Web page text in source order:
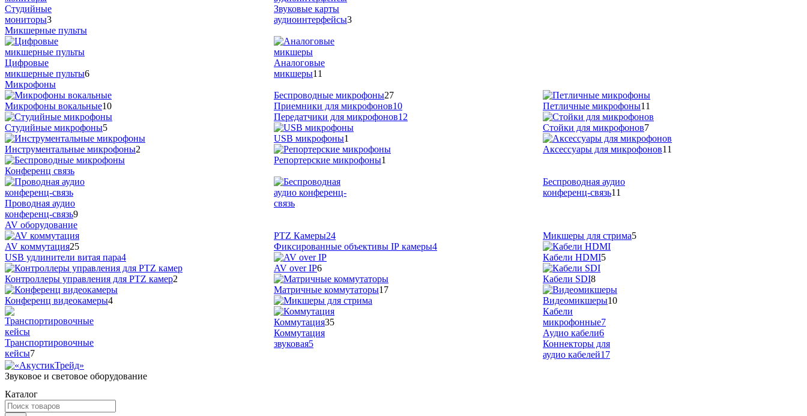
Студийные
мониторы3
Звуковые карты
аудиоинтерфейсы3
Микшерные пульты
Цифровые
микшерные пульты6
Аналоговые
микшеры11
Микрофоны
Микрофоны вокальные10
Студийные микрофоны5
Инструментальные микрофоны2
Беспроводные микрофоны27
Приемники для микрофонов10
Передатчики для микрофонов12
USB микрофоны1
Репортерские микрофоны1
Петличные микрофоны11
Стойки для микрофонов7
Аксессуары для микрофонов11
Конференц связь
Проводная аудио
конференц-связь9
Беспроводная аудио
конференц-связь11
AV оборудование
AV коммутация25
USB удлинители витая пара4
Контроллеры управления для PTZ камер2
Конференц видеокамеры4
PTZ Камеры24
Фиксированные объективы IP камеры4
AV over IP6
Матричные коммутаторы17
Микшеры для стрима5
Кабели HDMI5
Кабели SDI8
Видеомикшеры10
Транспортировочные
кейсы7
Коммутация35
Коммутация
звуковая5
Кабели
микрофонные7
Аудио кабели6
Коннекторы для
аудио кабелей17
Звуковое и световое оборудование
Каталог